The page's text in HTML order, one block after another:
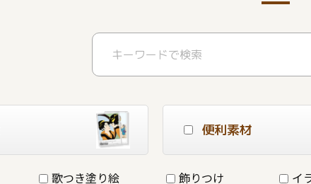
歌つき塗り絵
便利素材
飾りつけ
イ